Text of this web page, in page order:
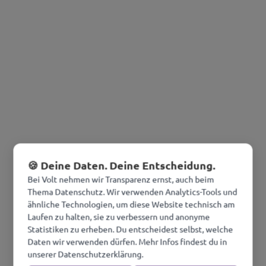
🍪 Deine Daten. Deine Entscheidung.
Bei Volt nehmen wir Transparenz ernst, auch beim
Thema Datenschutz. Wir verwenden Analytics-Tools und
ähnliche Technologien, um diese Website technisch am
Laufen zu halten, sie zu verbessern und anonyme
Statistiken zu erheben. Du entscheidest selbst, welche
Daten wir verwenden dürfen. Mehr Infos findest du in
unserer Datenschutzerklärung.